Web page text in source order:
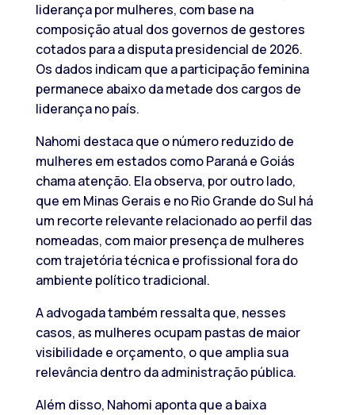
liderança por mulheres, com base na
composição atual dos governos de gestores
cotados para a disputa presidencial de 2026.
Os dados indicam que a participação feminina
permanece abaixo da metade dos cargos de
liderança no país.
Nahomi destaca que o número reduzido de
mulheres em estados como Paraná e Goiás
chama atenção. Ela observa, por outro lado,
que em Minas Gerais e no Rio Grande do Sul há
um recorte relevante relacionado ao perfil das
nomeadas, com maior presença de mulheres
com trajetória técnica e profissional fora do
ambiente político tradicional.
A advogada também ressalta que, nesses
casos, as mulheres ocupam pastas de maior
visibilidade e orçamento, o que amplia sua
relevância dentro da administração pública.
Além disso, Nahomi aponta que a baixa